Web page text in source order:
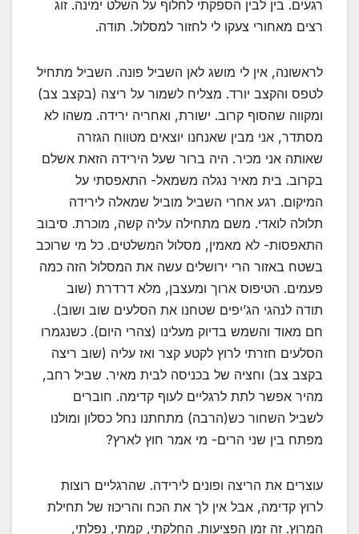
רגעים. בין לבין הספקתי לחלוף על השלט ימינה. זוג
רצים מאחורי צעקו לי לחזור למסלול. תודה.
לראשונה, אין לי מושג לאן השביל פונה. השביל מתחיל
לטפס והקצב יורד. מצליח לשמור על ריצה (בקצב צב)
ומקווה שהסוף קרוב. ישורת, ואחריה ירידה. משהו לא
מסתדר, אני מבין שאנחנו יוצאים מטווח הגזרה
שאותה אני מכיר. היה ברור שעל הירידה הזאת אשלם
בקרוב. בית מאיר נגלה משמאל- התאפסתי על
המיקום. רגע אחרי השביל מוביל שמאלה לירידה
תלולה לואדי. משם מתחילה עליה קשה, מוכרת. סיבוב
התאפסות- לא מאמין, מסלול המשלטים. כל מי שרוכב
בשטח באזור הרי ירושלים עשה את המסלול הזה כמה
פעמים. הטיפוס ארוך ומעצבן, מלא דרדרת (שוב
תודה לנהגי הג’יפים שטחנו את הסלעים שוב ושוב).
חם מאוד והשמש בדיוק מעלינו (צהרי היום). כשנגמרו
הסלעים חזרתי לרוץ לקטע קצר ואז עליה (שוב ריצה
בקצב צב) וחציה של בכניסה לבית מאיר. שביל רחב,
מהיר אפשר לתת לרגליים לעוף קדימה. חוברים
לשביל השחור כש(הרבה) מתחתנו נחל כסלון ומולנו
מפתח בין שני הרים- מי אמר חוץ לארץ?
עוצרים את הריצה ופונים לירידה. שהרגליים רוצות
לרוץ קדימה, אבל אין לך את הכח והריכוז של תחילת
המרוץ. זה זמן הפציעות. החלקתי, קמתי, נפלתי,